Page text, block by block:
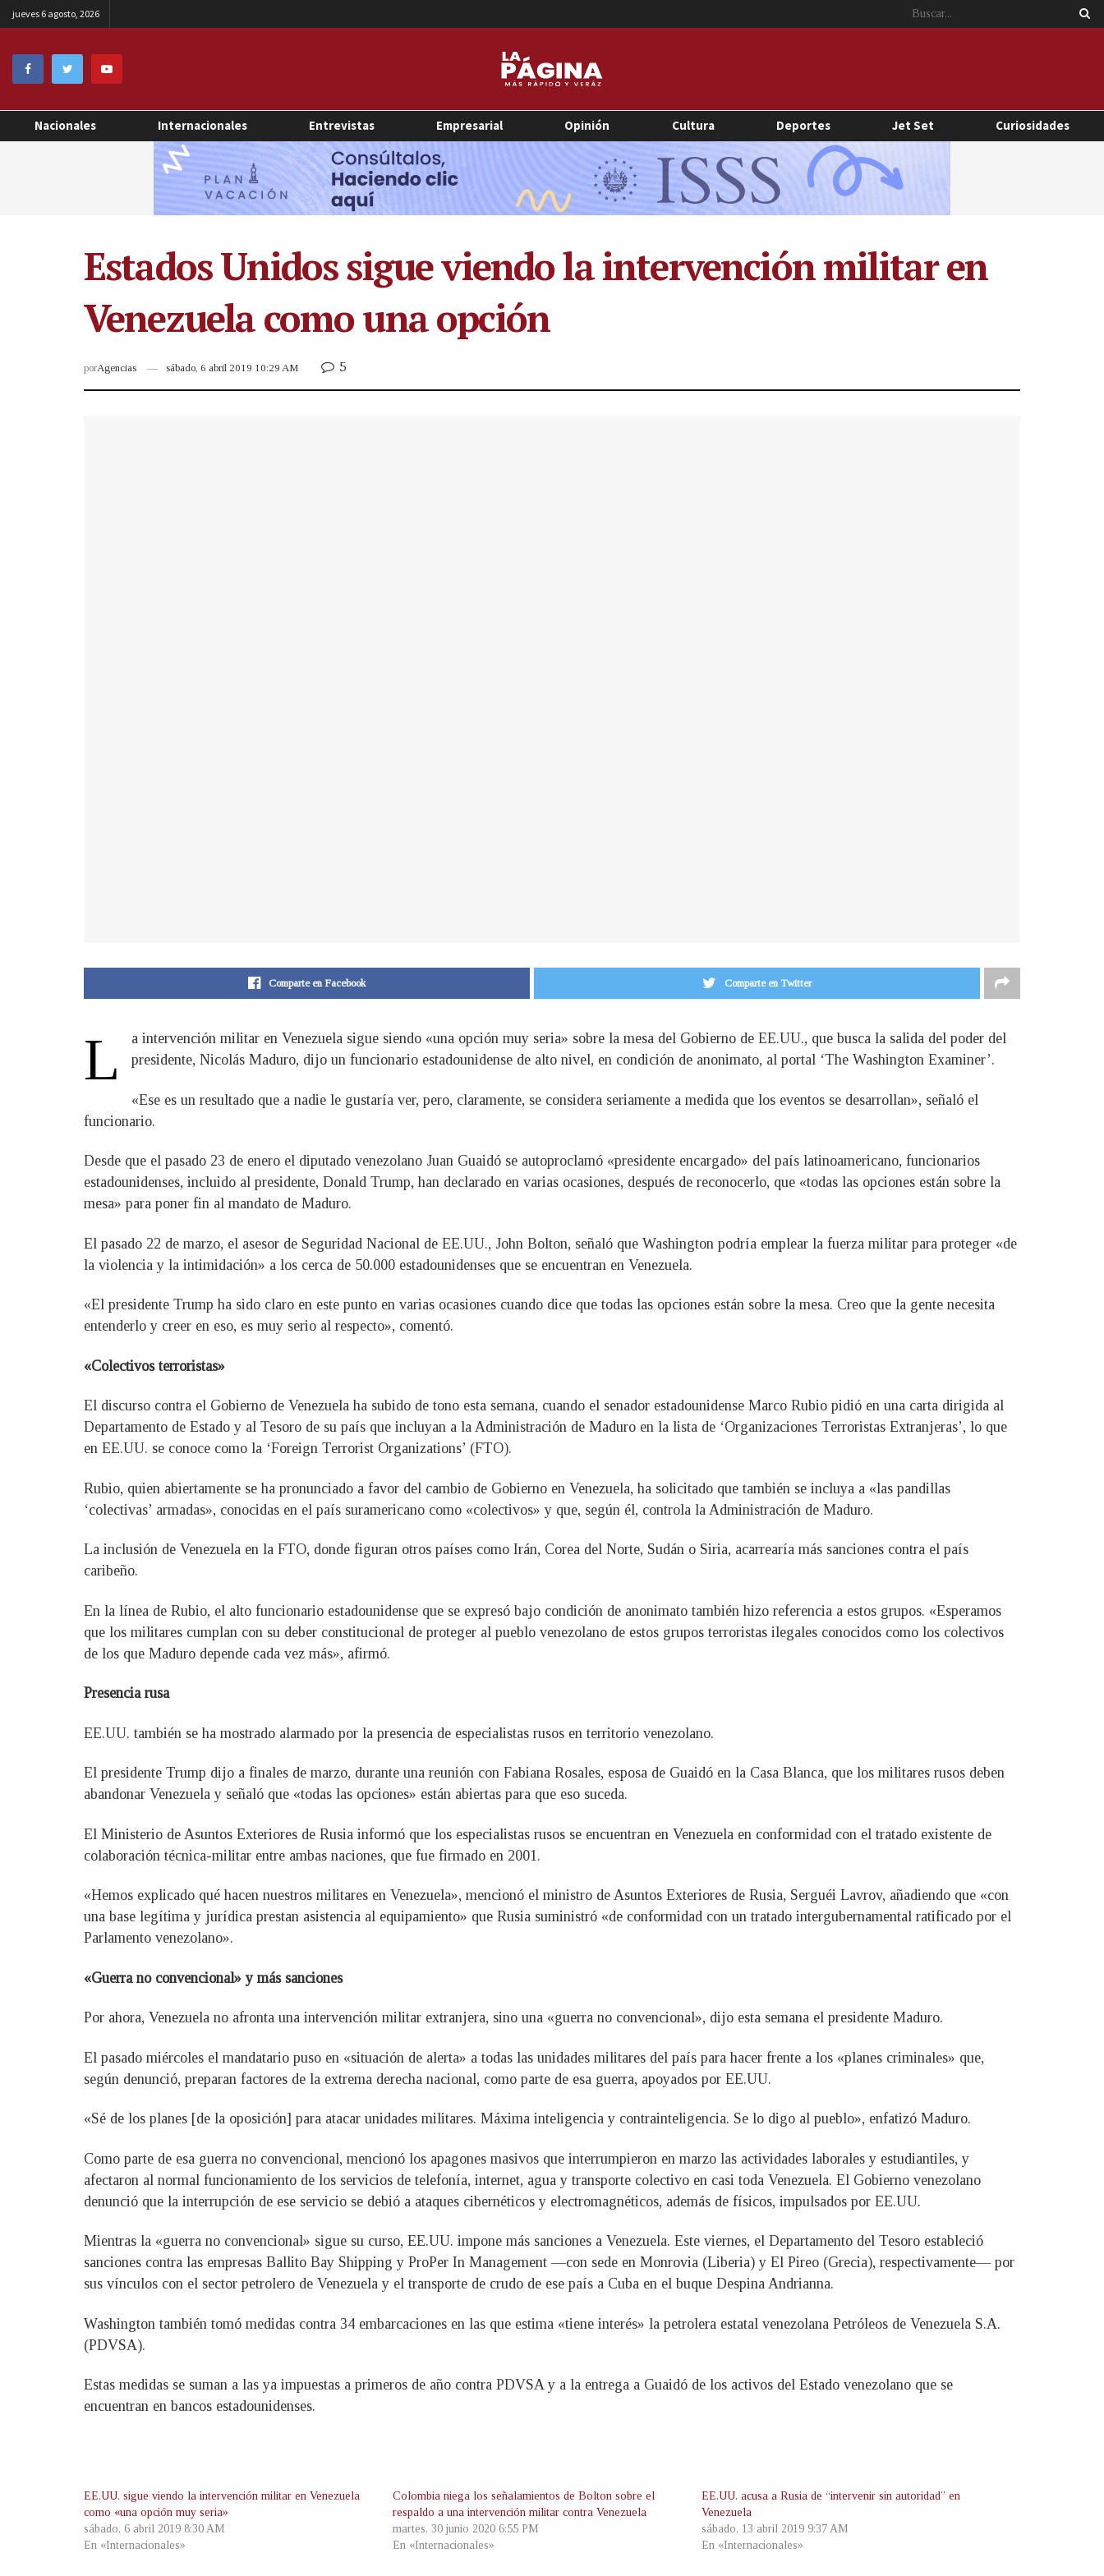
jueves 6 agosto, 2026
Nacionales Internacionales Entrevistas Empresarial Opinión Cultura Deportes Jet Set Curiosidades
Estados Unidos sigue viendo la intervención militar en
Venezuela como una opción
porAgencias sábado, 6 abril 2019 10:29 AM 5
Comparte en Facebook Comparte en Twitter
L
a intervención militar en Venezuela sigue siendo «una opción muy seria» sobre la mesa del Gobierno de EE.UU., que busca la salida del poder del
presidente, Nicolás Maduro, dijo un funcionario estadounidense de alto nivel, en condición de anonimato, al portal ‘The Washington Examiner’.
«Ese es un resultado que a nadie le gustaría ver, pero, claramente, se considera seriamente a medida que los eventos se desarrollan», señaló el
funcionario.
Desde que el pasado 23 de enero el diputado venezolano Juan Guaidó se autoproclamó «presidente encargado» del país latinoamericano, funcionarios
estadounidenses, incluido al presidente, Donald Trump, han declarado en varias ocasiones, después de reconocerlo, que «todas las opciones están sobre la
mesa» para poner fin al mandato de Maduro.
El pasado 22 de marzo, el asesor de Seguridad Nacional de EE.UU., John Bolton, señaló que Washington podría emplear la fuerza militar para proteger «de
la violencia y la intimidación» a los cerca de 50.000 estadounidenses que se encuentran en Venezuela.
«El presidente Trump ha sido claro en este punto en varias ocasiones cuando dice que todas las opciones están sobre la mesa. Creo que la gente necesita
entenderlo y creer en eso, es muy serio al respecto», comentó.
«Colectivos terroristas»
El discurso contra el Gobierno de Venezuela ha subido de tono esta semana, cuando el senador estadounidense Marco Rubio pidió en una carta dirigida al
Departamento de Estado y al Tesoro de su país que incluyan a la Administración de Maduro en la lista de ‘Organizaciones Terroristas Extranjeras’, lo que
en EE.UU. se conoce como la ‘Foreign Terrorist Organizations’ (FTO).
Rubio, quien abiertamente se ha pronunciado a favor del cambio de Gobierno en Venezuela, ha solicitado que también se incluya a «las pandillas
‘colectivas’ armadas», conocidas en el país suramericano como «colectivos» y que, según él, controla la Administración de Maduro.
La inclusión de Venezuela en la FTO, donde figuran otros países como Irán, Corea del Norte, Sudán o Siria, acarrearía más sanciones contra el país
caribeño.
En la línea de Rubio, el alto funcionario estadounidense que se expresó bajo condición de anonimato también hizo referencia a estos grupos. «Esperamos
que los militares cumplan con su deber constitucional de proteger al pueblo venezolano de estos grupos terroristas ilegales conocidos como los colectivos
de los que Maduro depende cada vez más», afirmó.
Presencia rusa
EE.UU. también se ha mostrado alarmado por la presencia de especialistas rusos en territorio venezolano.
El presidente Trump dijo a finales de marzo, durante una reunión con Fabiana Rosales, esposa de Guaidó en la Casa Blanca, que los militares rusos deben
abandonar Venezuela y señaló que «todas las opciones» están abiertas para que eso suceda.
El Ministerio de Asuntos Exteriores de Rusia informó que los especialistas rusos se encuentran en Venezuela en conformidad con el tratado existente de
colaboración técnica-militar entre ambas naciones, que fue firmado en 2001.
«Hemos explicado qué hacen nuestros militares en Venezuela», mencionó el ministro de Asuntos Exteriores de Rusia, Serguéi Lavrov, añadiendo que «con
una base legítima y jurídica prestan asistencia al equipamiento» que Rusia suministró «de conformidad con un tratado intergubernamental ratificado por el
Parlamento venezolano».
«Guerra no convencional» y más sanciones
Por ahora, Venezuela no afronta una intervención militar extranjera, sino una «guerra no convencional», dijo esta semana el presidente Maduro.
El pasado miércoles el mandatario puso en «situación de alerta» a todas las unidades militares del país para hacer frente a los «planes criminales» que,
según denunció, preparan factores de la extrema derecha nacional, como parte de esa guerra, apoyados por EE.UU.
«Sé de los planes [de la oposición] para atacar unidades militares. Máxima inteligencia y contrainteligencia. Se lo digo al pueblo», enfatizó Maduro.
Como parte de esa guerra no convencional, mencionó los apagones masivos que interrumpieron en marzo las actividades laborales y estudiantiles, y
afectaron al normal funcionamiento de los servicios de telefonía, internet, agua y transporte colectivo en casi toda Venezuela. El Gobierno venezolano
denunció que la interrupción de ese servicio se debió a ataques cibernéticos y electromagnéticos, además de físicos, impulsados por EE.UU.
Mientras la «guerra no convencional» sigue su curso, EE.UU. impone más sanciones a Venezuela. Este viernes, el Departamento del Tesoro estableció
sanciones contra las empresas Ballito Bay Shipping y ProPer In Management —con sede en Monrovia (Liberia) y El Pireo (Grecia), respectivamente— por
sus vínculos con el sector petrolero de Venezuela y el transporte de crudo de ese país a Cuba en el buque Despina Andrianna.
Washington también tomó medidas contra 34 embarcaciones en las que estima «tiene interés» la petrolera estatal venezolana Petróleos de Venezuela S.A.
(PDVSA).
Estas medidas se suman a las ya impuestas a primeros de año contra PDVSA y a la entrega a Guaidó de los activos del Estado venezolano que se
encuentran en bancos estadounidenses.
EE.UU. sigue viendo la intervención militar en Venezuela
como «una opción muy seria»
sábado, 6 abril 2019 8:30 AM
En «Internacionales»
Colombia niega los señalamientos de Bolton sobre el
respaldo a una intervención militar contra Venezuela
martes, 30 junio 2020 6:55 PM
En «Internacionales»
EE.UU. acusa a Rusia de “intervenir sin autoridad” en
Venezuela
sábado, 13 abril 2019 9:37 AM
En «Internacionales»